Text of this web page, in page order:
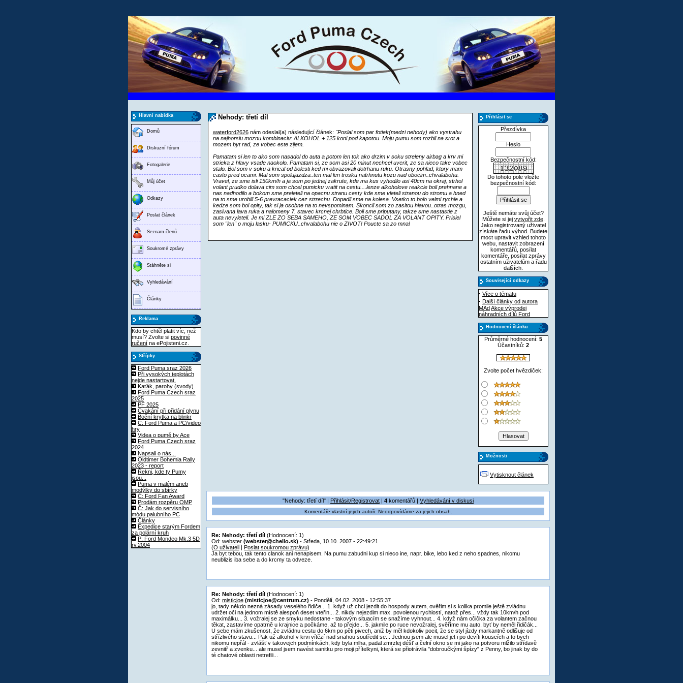
Hlavní nabídka
Domů
Diskuzní fórum
Fotogalerie
Můj účet
Odkazy
Poslat článek
Seznam členů
Soukromé zprávy
Stáhněte si
Vyhledávání
Články
Reklama
Kdo by chtěl platit víc, než
musí? Zvolte si povinné
ručení na ePojisteni.cz.
Střípky
Ford Puma sraz 2026
Při vysokých teplotách
nejde nastartovat.
Kaťák, parohy (svody)
Ford Puma Czech sraz
2025
PF 2025
Cvakání při přidání plynu
Boční krytka na blinkr
Č: Ford Puma a PC/video
hry
Videa o pumě by Ace
Ford Puma Czech sraz
2024
Napsali o nás...
Oldtimer Bohemia Rally
2023 - report
Řekni, kde ty Pumy
jsou...
Puma v malém aneb
modýlky do sbírky
Č: Ford Fan Award
Prodám rozpěru OMP
Č: Jak do servisního
módu palubního PC
Články
Expedice starým Fordem
za polární kruh
P: Ford Mondeo Mk.3 5D
rv.2004
Nehody: třetí díl
waterford2626nám odeslal(a) následující článek: "Poslal som par fotiek(medzi nehody) ako vystrahu
na najhorsiu moznu kombinaciu: ALKOHOL + 125 koni pod kapotou. Moju pumu som rozbil na srot a
mozem byt rad, ze vobec este zijem.
Pamatam si len to ako som nasadol do auta a potom len tok ako drzim v soku streleny airbag a krv mi
strieka z hlavy vsade naokolo. Pamatam si, ze som asi 20 minut nechcel uverit, ze sa nieco take vobec
stalo. Bol som v soku a krical od bolesti ked mi obvazovali dotrhanu ruku. Otrasny pohlad, ktory mam
casto pred ocami. Mal som spolujazdza..ten mal len trosku natrhnutu kozu nad obocim..chvalabohu.
Vravel, ze sme isli 150km/h a ja som po jednej zakrute, kde ma kus vyhodilo asi 40cm na okraj, strhol
volant prudko dolava cim som chcel pumicku vratit na cestu....lenze alkoholove reakcie boli prehnane a
nas nadhodilo a bokom sme preleteli na opacnu stranu cesty kde sme vleteli stranou do stromu a hned
na to sme urobili 5-6 prevracaciek cez strrechu. Dopadli sme na kolesa. Vsetko to bolo velmi rychle a
kedze som bol opity, tak si ja osobne na to nevspominam. Skoncil som zo zasitou hlavou..otras mozgu,
zasivana lava ruka a nalomeny 7. stavec krcnej chrbtice. Boli sme priputany, takze sme nastastie z
auta nevyleteli. Je mi ZLE ZO SEBA SAMEHO, ZE SOM VOBEC SADOL ZA VOLANT OPITY. Prisiel
som "len" o moju lasku- PUMICKU..chvalabohu nie o ZIVOT! Poucte sa zo mna!
Přihlásit se
Přezdívka
Heslo
Bezpečnostní kód:
Do tohoto pole vložte
bezpečnostní kód:
Ještě nemáte svůj účet?
Můžete si jej vytvořit zde.
Jako registrovaný uživatel
získáte řadu výhod. Budete
moct upravit vzhled tohoto
webu, nastavit zobrazení
komentářů, posílat
komentáře, posílat zprávy
ostatním uživatelům a řadu
dalších.
Související odkazy
· Více o tématu
· Další články od autora
MAdAkce výprodej
náhradních dílů Ford
Hodnocení článku
Průměrné hodnocení: 5
Účastníků: 2
Zvolte počet hvězdiček:
Možnosti
Vytisknout článek
"Nehody: třetí díl" | Přihlásit/Registrovat | 4 komentářů | Vyhledávání v diskusi
Komentáře vlastní jejich autoři. Neodpovídáme za jejich obsah.
Re: Nehody: třetí díl (Hodnocení: 1)
Od: webster (webster@chello.sk) - Středa, 10.10. 2007 - 22:49:21
(O uživateli | Poslat soukromou zprávu)
Ja byt tebou, tak tento clanok ani nenapisem. Na pumu zabudni kup si nieco ine, napr. bike, lebo ked z neho spadnes, nikomu
neublizis iba sebe a do krcmy ta odveze.
Re: Nehody: třetí díl (Hodnocení: 1)
Od: misticjoe (misticjoe@centrum.cz) - Pondělí, 04.02. 2008 - 12:55:37
jo, tady někdo nezná zásady veselého řidiče... 1. když už chci jezdit do hospody autem, ověřim si s kolika promile ještě zvládnu
udržet oči na jednom místě alespoň deset vteřin... 2. nikdy nejezdim max. povolenou rychlostí, natož přes... vždy tak 10km/h pod
maximálku... 3. vožralej se ze smyku nedostane - takovým situacím se snažíme vyhnout... 4. když nám očička za volantem začnou
těkat, zastavíme opatrně u krajnice a počkáme, až to přejde... 5. jakmile po ruce nevožralej, svěříme mu auto, byť by neměl řidičák...
U sebe mám zkušenost, že zvládnu cestu do 6km po pěti pivech, aniž by měl kdokoliv pocit, že se styl jízdy markantně odlišuje od
střízlivého stavu... Pak už alkohol v krvi vítězí nad snahou soutředit se... Jednou jsem ale musel jet i po devíti kouscích a to bych
nikomu nepřál - zvlášť v takovejch podmínkách, kdy byla mlha, padal zmrzlej déšť a čelní okno se mi jako na potvoru mlžilo střídavě
zevnitř a zvenku... ale musel jsem navést sanitku pro moji přítelkyni, která se přiotrávila "dobroučkými špízy" z Penny, bo jinak by do
té chatové oblasti netrefili...